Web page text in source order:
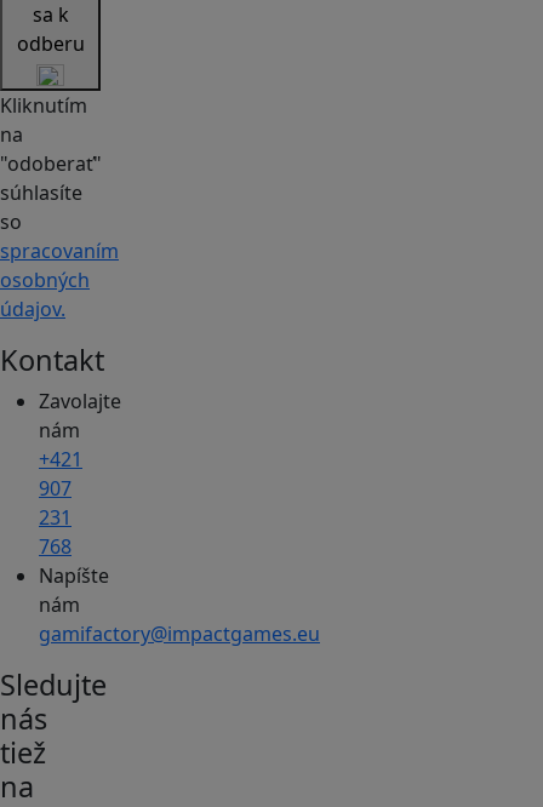
sa k
odberu
Kliknutím
na
"odoberať"
súhlasíte
so
spracovaním
osobných
údajov.
Kontakt
Zavolajte
nám
+421
907
231
768
Napíšte
nám
gamifactory@impactgames.eu
Sledujte
nás
tiež
na